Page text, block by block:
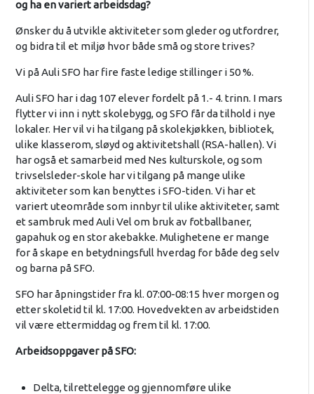
og ha en variert arbeidsdag?
Ønsker du å utvikle aktiviteter som gleder og utfordrer,
og bidra til et miljø hvor både små og store trives?
Vi på Auli SFO har fire faste ledige stillinger i 50 %.
Auli SFO har i dag 107 elever fordelt på 1.- 4. trinn. I mars
flytter vi inn i nytt skolebygg, og SFO får da tilhold i nye
lokaler. Her vil vi ha tilgang på skolekjøkken, bibliotek,
ulike klasserom, sløyd og aktivitetshall (RSA-hallen). Vi
har også et samarbeid med Nes kulturskole, og som
trivselsleder-skole har vi tilgang på mange ulike
aktiviteter som kan benyttes i SFO-tiden. Vi har et
variert uteområde som innbyr til ulike aktiviteter, samt
et sambruk med Auli Vel om bruk av fotballbaner,
gapahuk og en stor akebakke. Mulighetene er mange
for å skape en betydningsfull hverdag for både deg selv
og barna på SFO.
SFO har åpningstider fra kl. 07:00-08:15 hver morgen og
etter skoletid til kl. 17:00. Hovedvekten av arbeidstiden
vil være ettermiddag og frem til kl. 17:00.
Arbeidsoppgaver på SFO:
Delta, tilrettelegge og gjennomføre ulike